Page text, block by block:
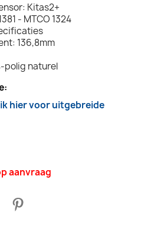
Kitas2+
- MTCO 1324
136,8mm
polig naturel
hier voor uitgebreide
aanvraag